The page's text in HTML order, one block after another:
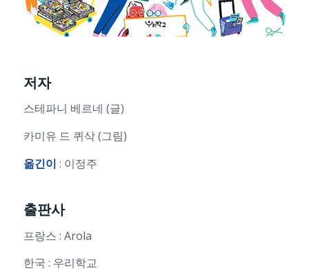
저자
스테파니 베르네 (글)
카미유 드 퀴삭 (그림)
옮긴이 : 이정주
출판사
프랑스 : Arola
한국 : 우리학교